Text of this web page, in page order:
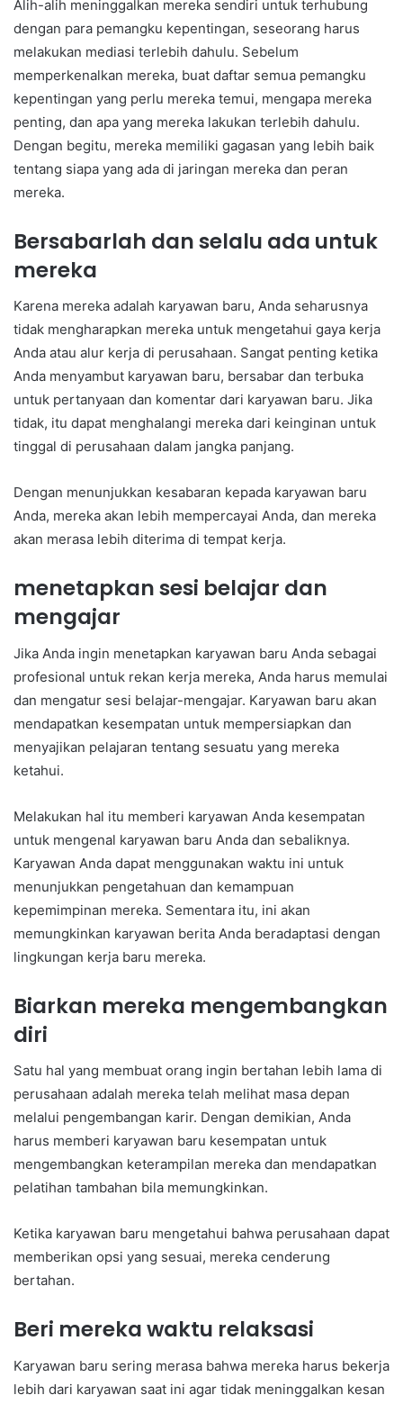
Alih-alih meninggalkan mereka sendiri untuk terhubung
dengan para pemangku kepentingan, seseorang harus
melakukan mediasi terlebih dahulu. Sebelum
memperkenalkan mereka, buat daftar semua pemangku
kepentingan yang perlu mereka temui, mengapa mereka
penting, dan apa yang mereka lakukan terlebih dahulu.
Dengan begitu, mereka memiliki gagasan yang lebih baik
tentang siapa yang ada di jaringan mereka dan peran
mereka.
Bersabarlah dan selalu ada untuk
mereka
Karena mereka adalah karyawan baru, Anda seharusnya
tidak mengharapkan mereka untuk mengetahui gaya kerja
Anda atau alur kerja di perusahaan. Sangat penting ketika
Anda menyambut karyawan baru, bersabar dan terbuka
untuk pertanyaan dan komentar dari karyawan baru. Jika
tidak, itu dapat menghalangi mereka dari keinginan untuk
tinggal di perusahaan dalam jangka panjang.
Dengan menunjukkan kesabaran kepada karyawan baru
Anda, mereka akan lebih mempercayai Anda, dan mereka
akan merasa lebih diterima di tempat kerja.
menetapkan sesi belajar dan
mengajar
Jika Anda ingin menetapkan karyawan baru Anda sebagai
profesional untuk rekan kerja mereka, Anda harus memulai
dan mengatur sesi belajar-mengajar. Karyawan baru akan
mendapatkan kesempatan untuk mempersiapkan dan
menyajikan pelajaran tentang sesuatu yang mereka
ketahui.
Melakukan hal itu memberi karyawan Anda kesempatan
untuk mengenal karyawan baru Anda dan sebaliknya.
Karyawan Anda dapat menggunakan waktu ini untuk
menunjukkan pengetahuan dan kemampuan
kepemimpinan mereka. Sementara itu, ini akan
memungkinkan karyawan berita Anda beradaptasi dengan
lingkungan kerja baru mereka.
Biarkan mereka mengembangkan
diri
Satu hal yang membuat orang ingin bertahan lebih lama di
perusahaan adalah mereka telah melihat masa depan
melalui pengembangan karir. Dengan demikian, Anda
harus memberi karyawan baru kesempatan untuk
mengembangkan keterampilan mereka dan mendapatkan
pelatihan tambahan bila memungkinkan.
Ketika karyawan baru mengetahui bahwa perusahaan dapat
memberikan opsi yang sesuai, mereka cenderung
bertahan.
Beri mereka waktu relaksasi
Karyawan baru sering merasa bahwa mereka harus bekerja
lebih dari karyawan saat ini agar tidak meninggalkan kesan